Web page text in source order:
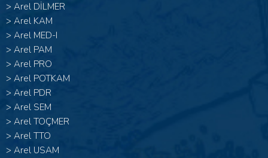
> Arel DİLMER
> Arel KAM
> Arel MED-I
> Arel PAM
> Arel PRO
> Arel POTKAM
> Arel PDR
> Arel SEM
> Arel TOÇMER
> Arel TTO
> Arel USAM